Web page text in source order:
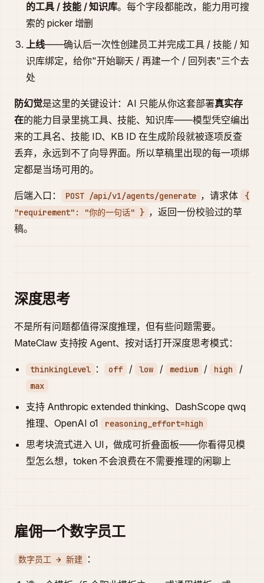
的工具 / 技能 / 知识库。每个字段都能改，能力用可搜
索的 picker 增删
上线——确认后一次性创建员工并完成工具 / 技能 / 知
识库绑定，给你"开始聊天 / 再建一个 / 回列表"三个去
处
防幻觉是这里的关键设计：AI 只能从你这套部署真实存
在的能力目录里挑工具、技能、知识库——模型凭空编出
来的工具名、技能 ID、KB ID 在生成阶段就被逐项反查
丢弃，永远到不了向导界面。所以草稿里出现的每一项绑
定都是当场可用的。
后端入口： POST /api/v1/agents/generate ，请求体
{
"requirement": "你的一句话" } ，返回一份校验过的草
稿。
深度思考
不是所有问题都值得深度推理，但有些问题需要。
MateClaw 支持按 Agent、按对话打开深度思考模式：
thinkingLevel ： off / low / medium / high /
max
支持 Anthropic extended thinking、DashScope qwq
推理、OpenAI o1
reasoning_effort=high
思考块流式进入 UI，做成可折叠面板——你看得见模
型怎么想，token 不会浪费在不需要推理的闲聊上
雇佣一个数字员工
数字员工 → 新建 ：